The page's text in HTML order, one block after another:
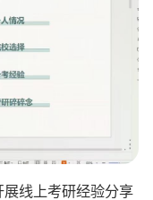
展线上考研经验分享